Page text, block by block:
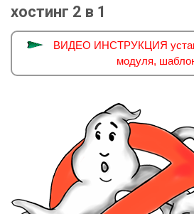
хостинг 2 в 1
ВИДЕО ИНСТРУКЦИЯ
модуля,